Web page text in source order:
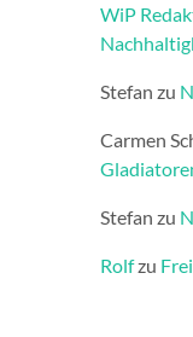
WiP
Stefan zu
Carmen
Stefan zu
Rolfzu